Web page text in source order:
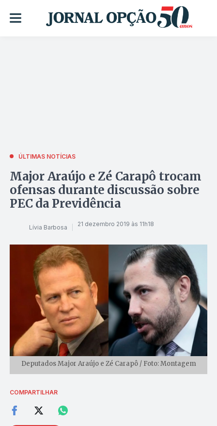
ÚLTIMAS NOTÍCIAS
Major Araújo e Zé Carapô trocam
ofensas durante discussão sobre
PEC da Previdência
Lívia Barbosa 21 dezembro 2019 às 11h18
Deputados Major Araújo e Zé Carapô / Foto: Montagem
COMPARTILHAR